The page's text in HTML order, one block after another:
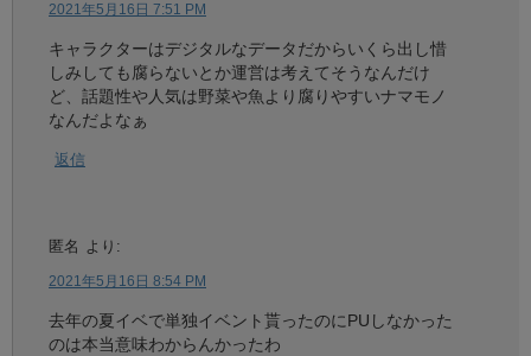
2021年5月16日 7:51 PM
キャラクターはデジタルなデータだからいくら出し惜
しみしても腐らないとか運営は考えてそうなんだけ
ど、話題性や人気は野菜や魚より腐りやすいナマモノ
なんだよなぁ
返信
匿名 より:
2021年5月16日 8:54 PM
去年の夏イベで単独イベント貰ったのにPUしなかった
のは本当意味わからんかったわ